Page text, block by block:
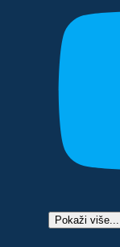
Pokaži više...